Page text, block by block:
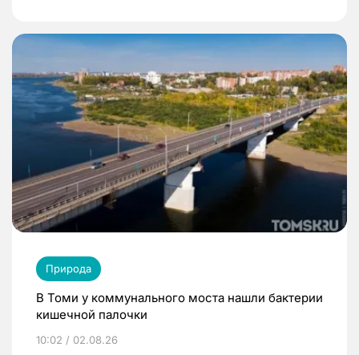
Природа
В Томи у коммунального моста нашли бактерии
кишечной палочки
10:02 / 02.08.26